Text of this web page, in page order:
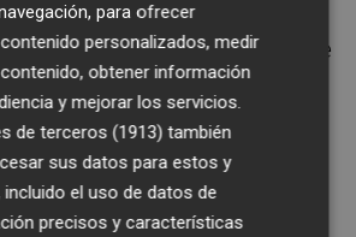
la inflación subyacente
del 3 %. La renta variable se
como la disminución de
geopolíticas y los
interés.
actuales de crecimiento de
para ofrecer
personalizados, medir
obtener información
y mejorar los servicios.
de terceros (1913) también
sus datos para estos y
el uso de datos de
precisos y características